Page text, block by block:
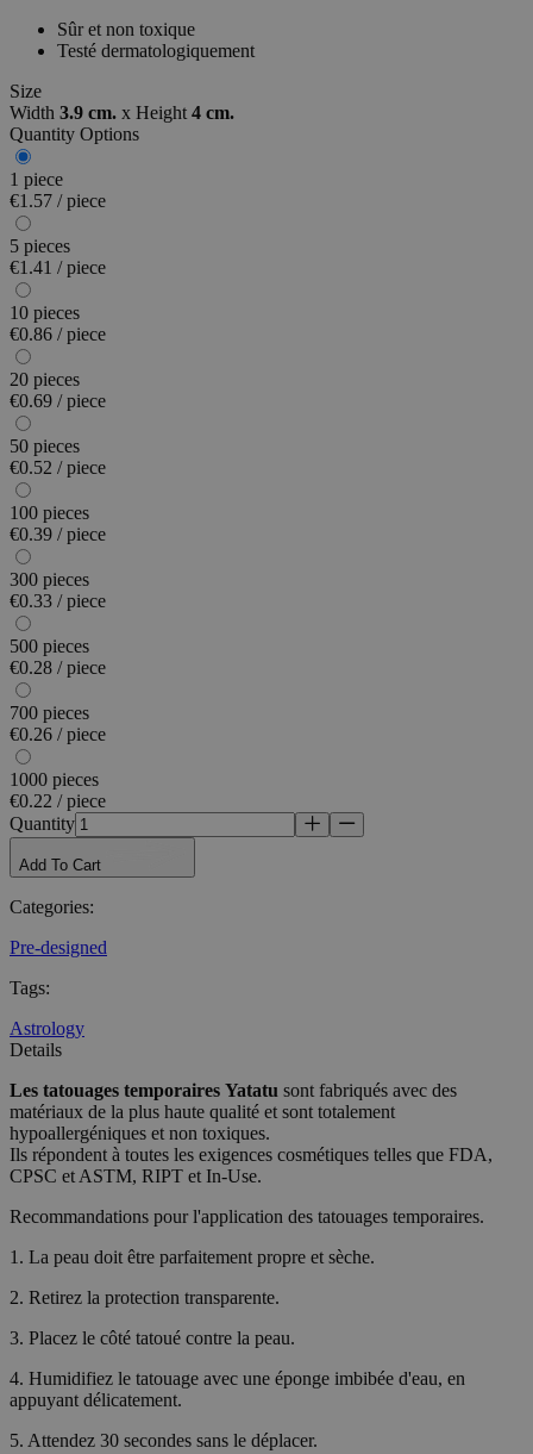
Sûr et non toxique
Testé dermatologiquement
Size
Width 3.9 cm. x Height 4 cm.
Quantity Options
1 piece
€1.57 / piece
5 pieces
€1.41 / piece
10 pieces
€0.86 / piece
20 pieces
€0.69 / piece
50 pieces
€0.52 / piece
100 pieces
€0.39 / piece
300 pieces
€0.33 / piece
500 pieces
€0.28 / piece
700 pieces
€0.26 / piece
1000 pieces
€0.22 / piece
Quantity
Add To Cart
Categories:
Pre-designed
Tags:
Astrology
Details
Les tatouages temporaires Yatatu sont fabriqués avec des
matériaux de la plus haute qualité et sont totalement
hypoallergéniques et non toxiques.
Ils répondent à toutes les exigences cosmétiques telles que FDA,
CPSC et ASTM, RIPT et In-Use.
Recommandations pour l'application des tatouages temporaires.
1. La peau doit être parfaitement propre et sèche.
2. Retirez la protection transparente.
3. Placez le côté tatoué contre la peau.
4. Humidifiez le tatouage avec une éponge imbibée d'eau, en
appuyant délicatement.
5. Attendez 30 secondes sans le déplacer.